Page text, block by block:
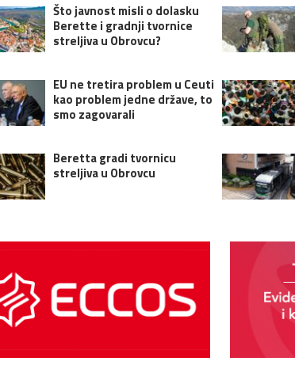
Što javnost misli o dolasku
Berette i gradnji tvornice
streljiva u Obrovcu?
EU ne tretira problem u Ceuti
kao problem jedne države, to
smo zagovarali
Beretta gradi tvornicu
streljiva u Obrovcu